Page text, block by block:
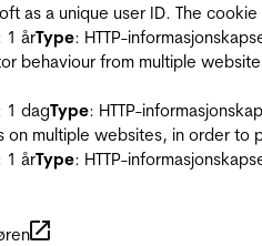
as a unique user ID. The
1 årType: HTTP-
behaviour from multiple
1 dagType: HTTP-
on multiple websites, in order
1 årType: HTTP-